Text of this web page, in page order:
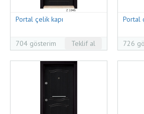
Portal çelik kapı
704 gösterim Teklif al
Portal
726